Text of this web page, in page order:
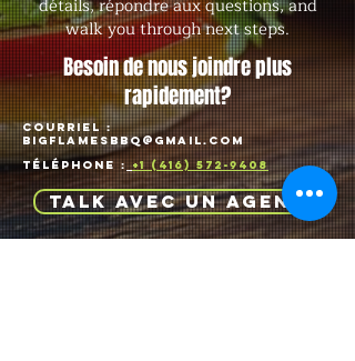
détails, répondre aux questions, and
walk you through next steps.
Besoin de nous joindre plus
rapidement?
COURRIEL :
BIGFLAMESBBQ@GMAIL.COM
TÉLÉPHONE :
+1 (416) 572-9408
Talk avec un agent